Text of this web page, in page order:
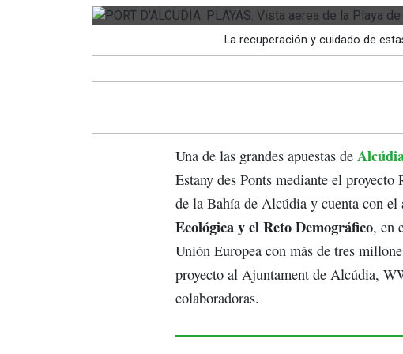
La recuperación y cuidado de
Una de las grandes apuestas de
Estany des Ponts mediante el
de la Bahía de Alcúdia y cuenta con el
Ecológica y el Reto Demográfico, en
Unión Europea con más de tres
proyecto al Ajuntament de Alcúdia,
colaboradoras.